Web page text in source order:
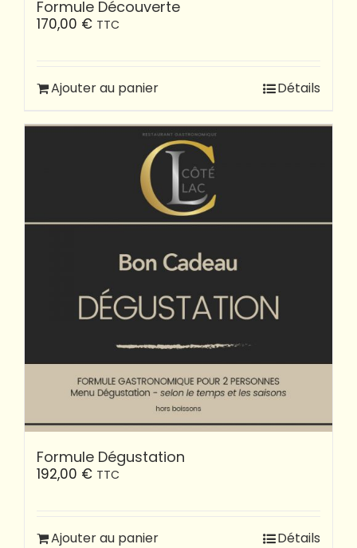
Formule Découverte
170,00 € TTC
Ajouter au panier Détails
Formule Dégustation
192,00 € TTC
Ajouter au panier Détails